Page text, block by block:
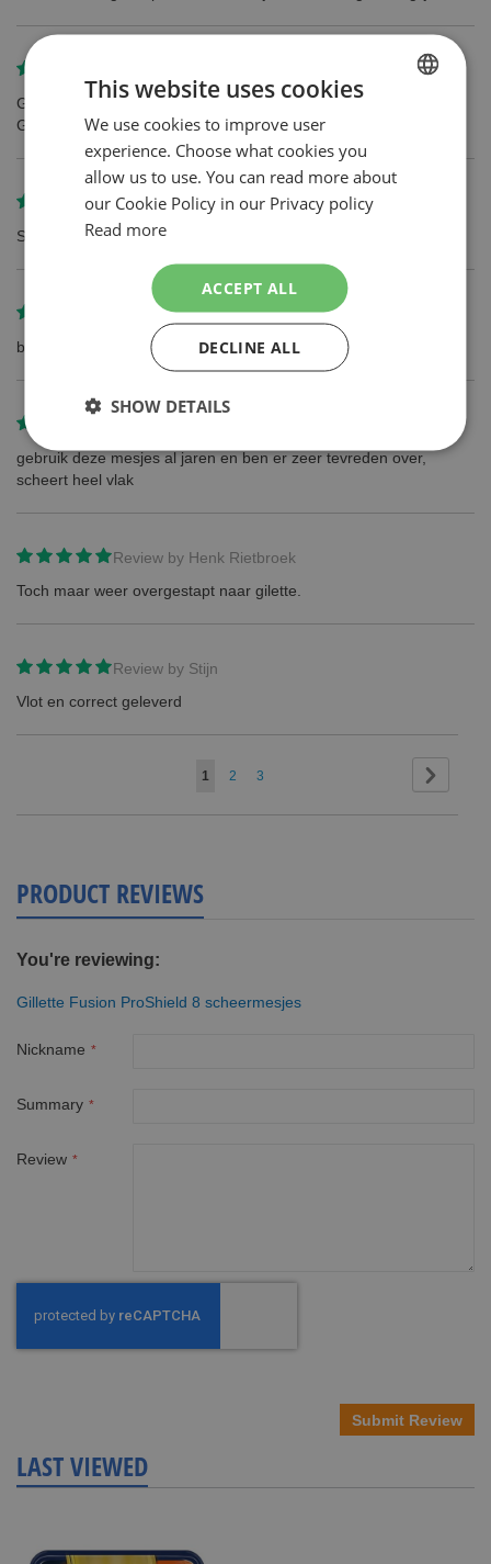
Goede kwaliteit,ik zou weer bestellen
Goede service
Review by PJ Kuiper
Snelle levering
Review by P Van der laan
ben blij mijn baard weer lekker scheren met scheermesje
gebruik deze mesjes al jaren en ben er zeer tevreden over,
scheert heel vlak
Review by Henk Rietbroek
Toch maar weer overgestapt naar gilette.
Review by Stijn
Vlot en correct geleverd
Page
You're
1 Page
2 Page
3
PRODUCT REVIEWS
You're reviewing:
Gillette Fusion ProShield 8 scheermesjes
Nickname
Summary
Review
Submit Review
LAST VIEWED
This website uses cookies
We use cookies to improve user
experience. Choose what cookies you
allow us to use. You can read more about
our Cookie Policy in our Privacy policy
Read more
ACCEPT ALL
DECLINE ALL
SHOW DETAILS